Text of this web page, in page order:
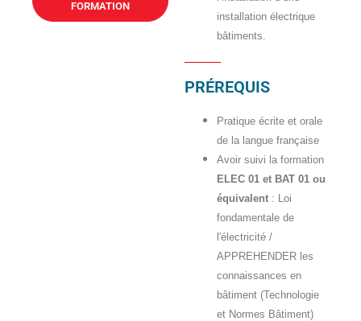
FORMATION
installation électrique
bâtiments.
PRÉREQUIS
Pratique écrite et orale
de la langue française
Avoir suivi la formation
ELEC 01 et BAT 01 ou
équivalent: Loi
fondamentale de
l'électricité /
APPREHENDER les
connaissances en
bâtiment (Technologie
et Normes Bâtiment)